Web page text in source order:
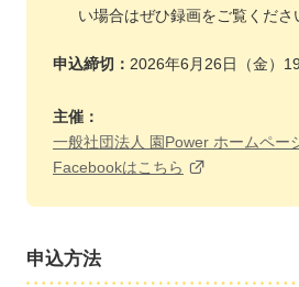
い場合はぜひ録画をご覧くださ
申込締切： 2026年6月26日（金）
主催：
一般社団法人 園Power ホームペー
Facebookはこちら
申込方法